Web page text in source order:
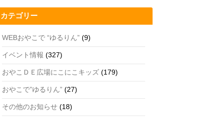
o
k
e
C
h
n
el
カテゴリー
WEBおやこで “ゆるりん” (9)
イベント情報 (327)
おやこＤＥ広場にこにこキッズ (179)
おやこで”ゆるりん” (27)
その他のお知らせ (18)